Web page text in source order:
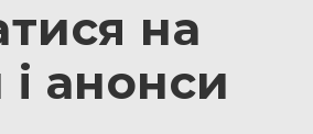
на
анонси